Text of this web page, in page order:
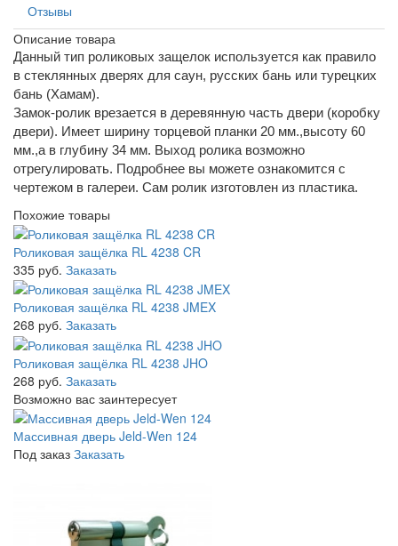
Отзывы
Описание товара
Данный тип роликовых защелок используется как правило
в стеклянных дверях для саун, русских бань или турецких
бань (Хамам).
Замок-ролик врезается в деревянную часть двери (коробку
двери). Имеет ширину торцевой планки 20 мм.,высоту 60
мм.,а в глубину 34 мм. Выход ролика возможно
отрегулировать. Подробнее вы можете ознакомится с
чертежом в галереи. Сам ролик изготовлен из пластика.
Похожие товары
Роликовая защёлка RL 4238 CR
335 руб. Заказать
Роликовая защёлка RL 4238 JMEX
268 руб. Заказать
Роликовая защёлка RL 4238 JHO
268 руб. Заказать
Возможно вас заинтересует
Массивная дверь Jeld-Wen 124
Под заказ Заказать